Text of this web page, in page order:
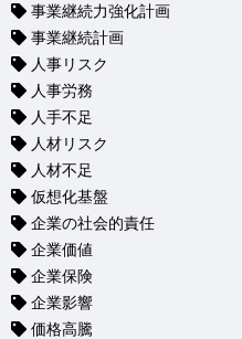
事業継続力強化計画
事業継続計画
人事リスク
人事労務
人手不足
人材リスク
人材不足
仮想化基盤
企業の社会的責任
企業価値
企業保険
企業影響
価格高騰